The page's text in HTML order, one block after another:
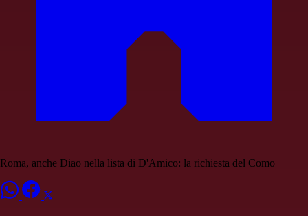
Roma, anche Diao nella lista di D'Amico: la richiesta del Como